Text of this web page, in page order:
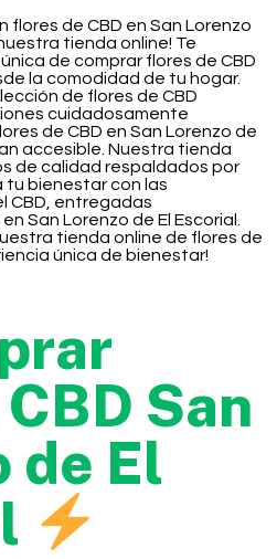
flores de CBD en San Lorenzo
tienda online! Te
de comprar flores de CBD
la comodidad de tu hogar.
de flores de CBD
cuidadosamente
de CBD en San Lorenzo de
accesible. Nuestra tienda
de calidad respaldados por
tu bienestar con las
CBD, entregadas
San Lorenzo de El Escorial.
tienda online de flores de
única de bienestar!
San
de El